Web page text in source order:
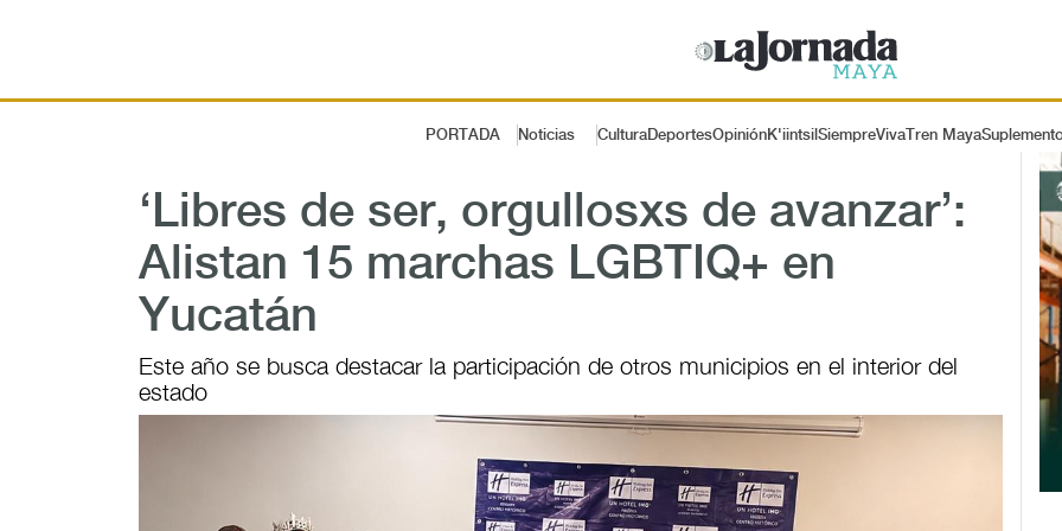
PORTADA Noticias CulturaDeportesOpiniónK'iintsil SiempreViva Tren Maya
‘Libres de ser, orgullosxs de avanzar’:
Alistan 15 marchas LGBTIQ+ en
Yucatán
Este año se busca destacar la participación de otros municipios en el interior del
estado